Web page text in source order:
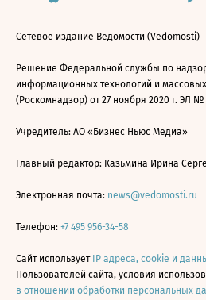
Сетевое издание Ведомости (Vedomosti)
Решение Федеральной службы по
информационных технологий и
(Роскомнадзор) от 27 ноября 2020 г. ЭЛ №
Учредитель: АО «Бизнес Ньюс Медиа»
Главный редактор: Казьмина Ирина
Электронная почта: news@vedomosti.ru
Телефон: +7 495 956-34-58
Сайт использует IP адреса, cookie и
Пользователей сайта, условия
в отношении обработки персональных